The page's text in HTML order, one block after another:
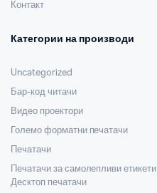
Контакт
Категории на производи
Uncategorized
Бар-код читачи
Видео проектори
Големо форматни печатачи
Печатачи
Печатачи за самолепливи етикети
Десктоп печатачи